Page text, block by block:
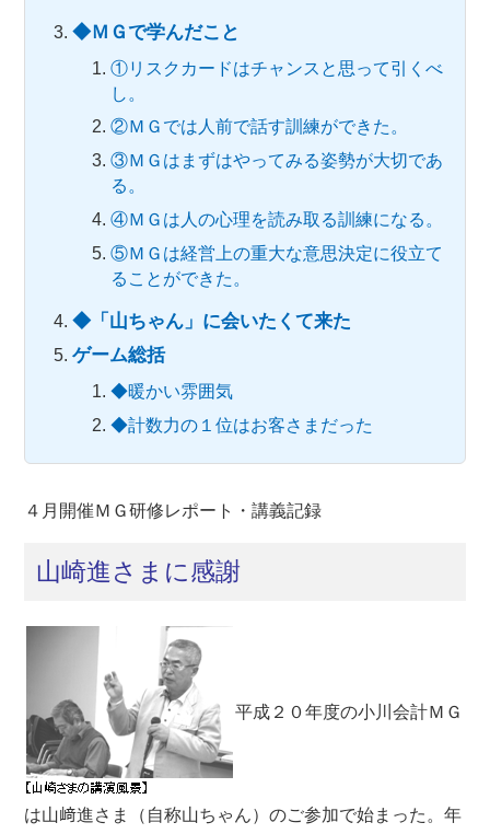
◆ＭＧで学んだこと
①リスクカードはチャンスと思って引くべ
し。
②ＭＧでは人前で話す訓練ができた。
③ＭＧはまずはやってみる姿勢が大切であ
る。
④ＭＧは人の心理を読み取る訓練になる。
⑤ＭＧは経営上の重大な意思決定に役立て
ることができた。
◆「山ちゃん」に会いたくて来た
ゲーム総括
◆暖かい雰囲気
◆計数力の１位はお客さまだった
４月開催ＭＧ研修レポート・講義記録
山崎進さまに感謝
平成２０年度の小川会計ＭＧ
は山﨑進さま（自称山ちゃん）のご参加で始まった。年